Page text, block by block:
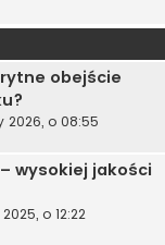
obejście
2026, o 08:55
– wysokiej jakości
o 12:22